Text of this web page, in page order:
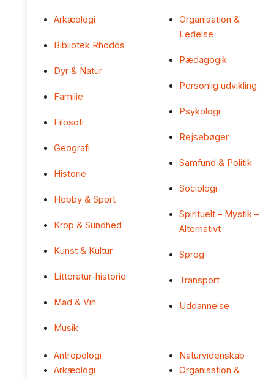
Arkæologi
Bibliotek Rhodos
Dyr & Natur
Familie
Filosofi
Geografi
Historie
Hobby & Sport
Krop & Sundhed
Kunst & Kultur
Litteratur-historie
Mad & Vin
Musik
Organisation &
Ledelse
Pædagogik
Personlig udvikling
Psykologi
Rejsebøger
Samfund & Politik
Sociologi
Spirituelt – Mystik –
Alternativt
Sprog
Transport
Uddannelse
Antropologi
Arkæologi
Naturvidenskab
Organisation &